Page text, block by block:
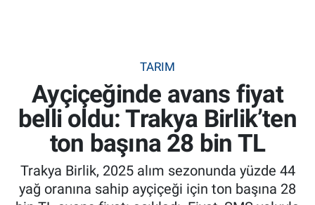
TARIM
Ayçiçeğinde avans fiyat
belli oldu: Trakya Birlik’ten
ton başına 28 bin TL
Trakya Birlik, 2025 alım sezonunda yüzde 44
yağ oranına sahip ayçiçeği için ton başına 28
Tarımsal Destekler
Tarım Bakanlığı
Tarım Kredi Kooperatifleri
Tüm Manşetler
Son Dakika Haberleri